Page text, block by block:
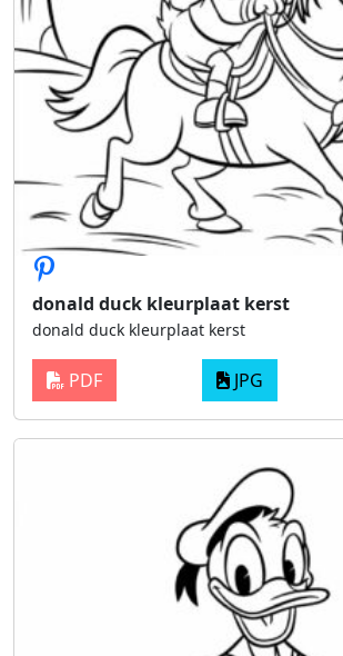
donald duck kleurplaat kerst
donald duck kleurplaat kerst
PDF JPG